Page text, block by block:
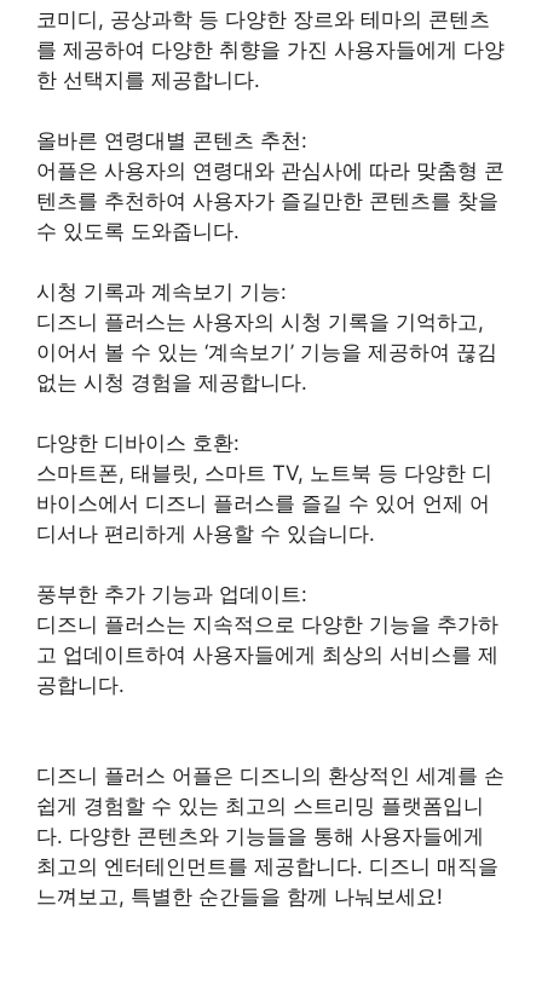
코미디, 공상과학 등 다양한 장르와 테마의 콘텐츠
를 제공하여 다양한 취향을 가진 사용자들에게 다양
한 선택지를 제공합니다.
올바른 연령대별 콘텐츠 추천:
어플은 사용자의 연령대와 관심사에 따라 맞춤형 콘
텐츠를 추천하여 사용자가 즐길만한 콘텐츠를 찾을
수 있도록 도와줍니다.
시청 기록과 계속보기 기능:
디즈니 플러스는 사용자의 시청 기록을 기억하고,
이어서 볼 수 있는 ‘계속보기’ 기능을 제공하여 끊김
없는 시청 경험을 제공합니다.
다양한 디바이스 호환:
스마트폰, 태블릿, 스마트 TV, 노트북 등 다양한 디
바이스에서 디즈니 플러스를 즐길 수 있어 언제 어
디서나 편리하게 사용할 수 있습니다.
풍부한 추가 기능과 업데이트:
디즈니 플러스는 지속적으로 다양한 기능을 추가하
고 업데이트하여 사용자들에게 최상의 서비스를 제
공합니다.
디즈니 플러스 어플은 디즈니의 환상적인 세계를 손
쉽게 경험할 수 있는 최고의 스트리밍 플랫폼입니
다. 다양한 콘텐츠와 기능들을 통해 사용자들에게
최고의 엔터테인먼트를 제공합니다. 디즈니 매직을
느껴보고, 특별한 순간들을 함께 나눠보세요!